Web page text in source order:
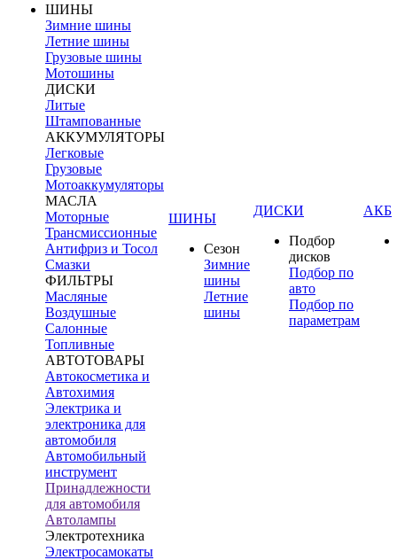
ШИНЫ
Зимние шины
Летние шины
Грузовые шины
Мотошины
ДИСКИ
Литые
Штампованные
АККУМУЛЯТОРЫ
Легковые
Грузовые
Мотоаккумуляторы
МАСЛА
Моторные
Трансмиссионные
Антифриз и Тосол
Смазки
ФИЛЬТРЫ
Масляные
Воздушные
Салонные
Топливные
АВТОТОВАРЫ
Автокосметика и
Автохимия
Электрика и
электроника для
автомобиля
Автомобильный
инструмент
Принадлежности
для автомобиля
Автолампы
Электротехника
Электросамокаты
ШИНЫ
Сезон
Зимние
шины
Летние
шины
ДИСКИ
Подбор
дисков
Подбор по
авто
Подбор по
параметрам
АКБ